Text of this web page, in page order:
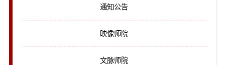
通知公告
映像师院
文脉师院